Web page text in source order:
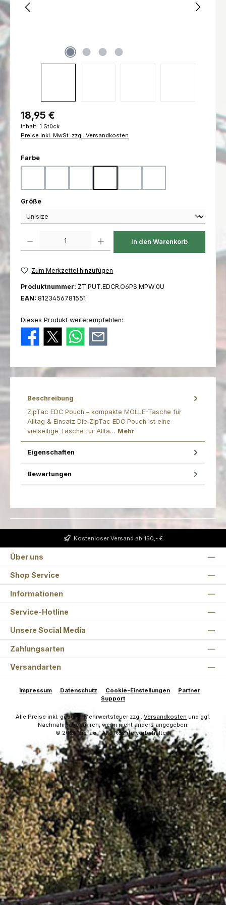
Regulärer Preis:
18,95 €
Inhalt: 1 Stück
Preise inkl. MwSt. zzgl. Versandkosten
Farbeauswählen
Größeauswählen
In den Warenkorb
Zum Merkzettel hinzufügen
Produktnummer: ZT.PUT.EDCR.O6PS.MPW.0U
EAN: 8123456781551
Dieses Produkt weiterempfehlen:
Beschreibung
ZipTac EDC Pouch – kompakte MOLLE-Tasche für
Alltag & Einsatz Die ZipTac EDC Pouch ist eine
vielseitige Tasche für Allta… Mehr
Eigenschaften
Bewertungen
Kostenloser Versand ab 150,- €
Über uns
Shop Service
Informationen
Service-Hotline
Unsere Social Media
Zahlungsarten
Versandarten
Impressum Datenschutz Cookie-Einstellungen
Partner
Support
Alle Preise inkl. gesetzl. Mehrwertsteuer zzgl. Versandkosten und ggf.
Nachnahmegebühren, wenn nicht anders angegeben.
© 2026 ZipTac - Alle Rechte vorbehalten.